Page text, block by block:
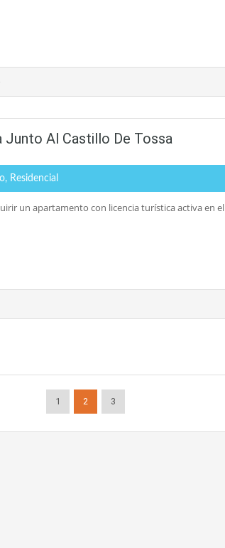
Junto Al Castillo De Tossa
Residencial
un apartamento con licencia turística activa en
1 2 3